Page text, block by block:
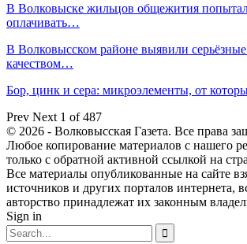
В Волковыске жильцов общежития
оплачивать…
В Волковысском районе выявили
качеством…
Бор, цинк и сера: микроэлементы, от
Prev Next 1 of 487
© 2026 - Волковысская Газета. Все права
Любое копирование материалов с нашего
только с обратной активной ссылкой на
Все материалы опубликованные на сайте
источников и других порталов интернета,
авторство принадлежат их законным
Sign in